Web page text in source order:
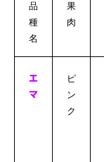
品
種
名
果
肉
エ
マ
ピ
ン
ク